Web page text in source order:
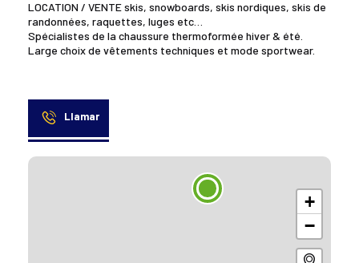
LOCATION / VENTE skis, snowboards, skis nordiques, skis de
randonnées, raquettes, luges etc…
Spécialistes de la chaussure thermoformée hiver & été.
Large choix de vêtements techniques et mode sportwear.
Llamar
+
−